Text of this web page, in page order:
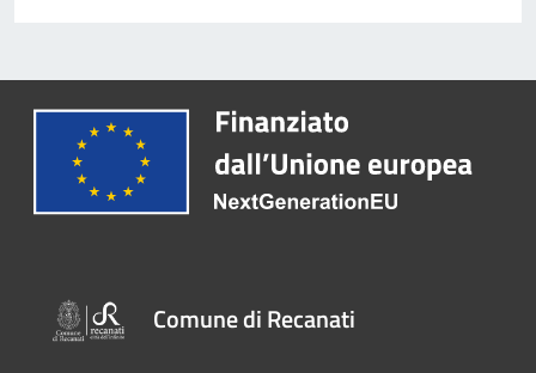
Comune di Recanati